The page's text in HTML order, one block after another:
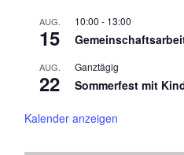
AUG.
15
10:00 - 13:00
AUG.
22
Ganztägig
Sommerfest mit
Kalender anzeigen